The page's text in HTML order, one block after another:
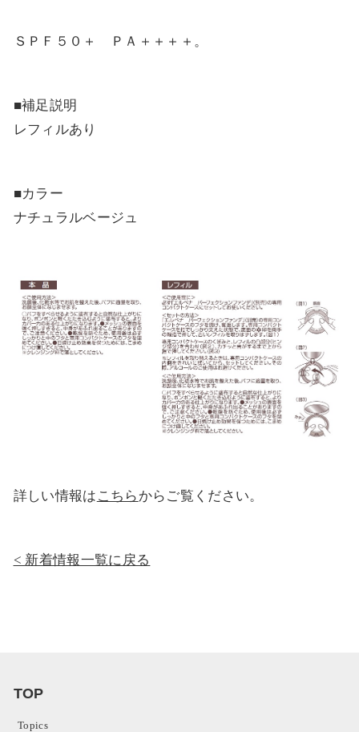
ＳＰＦ５０＋ ＰＡ＋＋＋＋。
■補足説明
レフィルあり
■カラー
ナチュラルベージュ
詳しい情報は こちら からご覧ください。
新着情報一覧に戻る
TOP
Topics